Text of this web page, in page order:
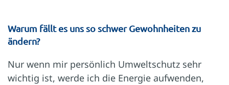
Warum fällt es uns so schwer Gewohnheiten zu
ändern?
Nur wenn mir persönlich Umweltschutz sehr
wichtig ist, werde ich die Energie aufwenden,